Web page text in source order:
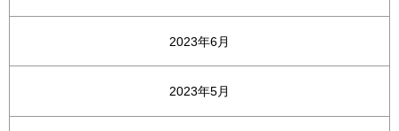
2023年6月
2023年5月